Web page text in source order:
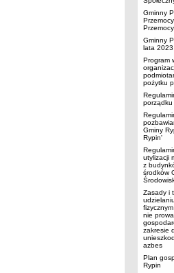
Gminny
Gminny
lata
Program
pożytku
porządku
Gminy
Rypin'
utylizacji
z
środków
Zasady i
nie
zakresie
azbes
Plan
Rypin